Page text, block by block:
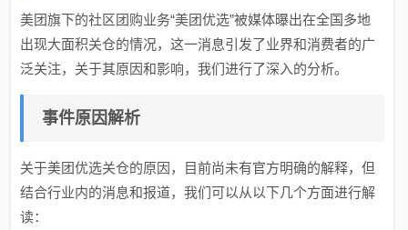
美团旗下的社区团购业务“美团优选”被媒体曝出在全国多地
出现大面积关仓的情况，这一消息引发了业界和消费者的广
泛关注，关于其原因和影响，我们进行了深入的分析。
事件原因解析
关于美团优选关仓的原因，目前尚未有官方明确的解释，但
结合行业内的消息和报道，我们可以从以下几个方面进行解
读：